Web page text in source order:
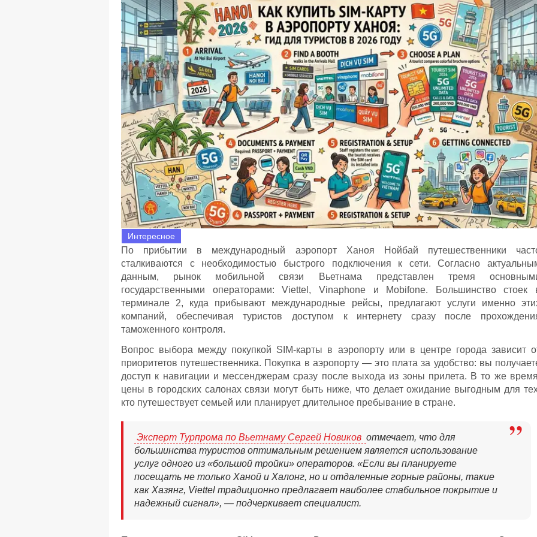
Интересное
По прибытии в международный аэропорт Ханоя Нойбай путешественники
сталкиваются с необходимостью быстрого подключения к сети. Согласно
данным, рынок мобильной связи Вьетнама представлен тремя
государственными операторами: Viettel, Vinaphone и Mobifone. Большинство стоек
терминале 2, куда прибывают международные рейсы, предлагают услуги именно
компаний, обеспечивая туристов доступом к интернету сразу после
таможенного контроля.
Вопрос выбора между покупкой SIM-карты в аэропорту или в центре города зависит
приоритетов путешественника. Покупка в аэропорту — это плата за удобство: вы
доступ к навигации и мессенджерам сразу после выхода из зоны прилета. В то же
цены в городских салонах связи могут быть ниже, что делает ожидание выгодным для
кто путешествует семьей или планирует длительное пребывание в стране.
Эксперт Турпрома по Вьетнаму Сергей Новиков отмечает, что для
большинства туристов оптимальным решением является использование
услуг одного из «большой тройки» операторов. «Если вы планируете
посещать не только Ханой и Халонг, но и отдаленные горные районы, такие
как Хазянг, Viettel традиционно предлагает наиболее стабильное покрытие и
надежный сигнал», — подчеркивает специалист.